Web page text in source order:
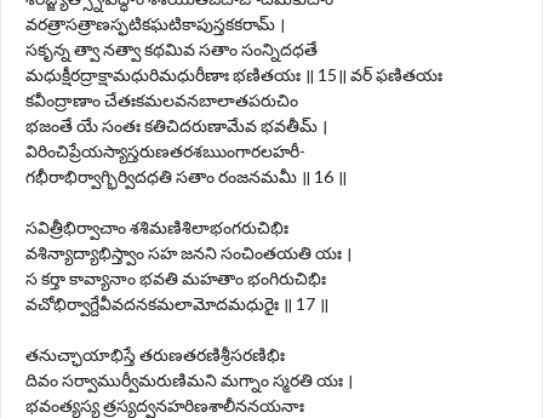
వరత్రాసత్రాణస్ఫటికఘటికాపుస్తకకరామ్ ।
సకృన్న త్వా నత్వా కథమివ సతాం సంన్నిదధతే
మధుక్షీరద్రాక్షామధురిమధురీణాః భణితయః ॥ 15॥ వర్ ఫణితయః
కవీంద్రాణాం చేతఃకమలవనబాలాతపరుచిం
భజంతే యే సంతః కతిచిదరుణామేవ భవతీమ్ ।
విరించిప్రేయస్యాస్తరుణతరశ‍ఋంగారలహరీ-
గభీరాభిర్వాగ్భిర్విదధతి సతాం రంజనమమీ ॥ 16 ॥
సవిత్రీభిర్వాచాం శశిమణిశిలాభంగరుచిభిః
వశిన్యాద్యాభిస్త్వాం సహ జనని సంచింతయతి యః ।
స కర్తా కావ్యానాం భవతి మహతాం భంగిరుచిభిః
వచోభిర్వాగ్దేవీవదనకమలామోదమధురైః ॥ 17 ॥
తనుచ్ఛాయాభిస్తే తరుణతరణిశ్రీసరణిభిః
దివం సర్వాముర్వీమరుణిమని మగ్నాం స్మరతి యః ।
భవంత్యస్య త్రస్యద్వనహరిణశాలీననయనాః